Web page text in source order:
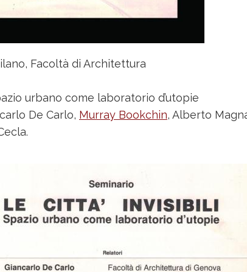
Facoltà di Architettura
urbano come laboratorio d’utopie
De Carlo, Murray Bookchin, Alberto